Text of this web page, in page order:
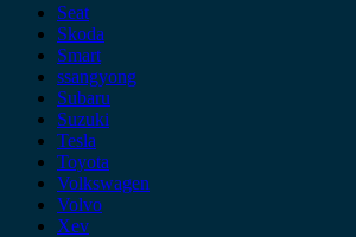
Seat
Skoda
Smart
ssangyong
Subaru
Suzuki
Tesla
Toyota
Volkswagen
Volvo
Xev